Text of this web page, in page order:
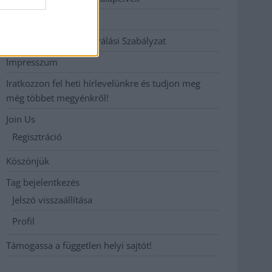
Hozzászólási és Moderálási Szabályzat
Impresszum
Iratkozzon fel heti hírlevelünkre és tudjon meg
még többet megyénkről!
Join Us
Regisztráció
Köszönjük
Tag bejelentkezés
Jelszó visszaállítása
Profil
Támogassa a független helyi sajtót!